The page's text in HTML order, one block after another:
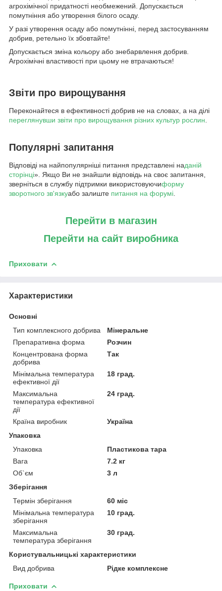
агрохімічної придатності необмежений. Допускається
помутніння або утворення білого осаду.
У разі утворення осаду або помутнінні, перед застосуванням
добрив, ретельно їх збовтайте!
Допускається зміна кольору або знебарвлення добрив.
Агрохімічні властивості при цьому не втрачаються!
Звіти про вирощування
Переконайтеся в ефективності добрив не на словах, а на ділі
переглянувши звіти про вирощування різних культур рослин
Популярні запитання
Відповіді на найпопулярніші питання представлені наданій
сторінці». Якщо Ви не знайшли відповідь на своє запитання,
зверніться в службу підтримки використовуючиформу
зворотного зв'язкуабо залиште питання на форумі
Перейти в магазин
Перейти на сайт виробника
Приховати
Характеристики
Основні
Тип комплексного добрива
Мінеральне
Препаративна форма
Розчин
Концентрована форма
добрива
Так
Мінімальна температура
ефективної дії
18 град.
Максимальна
температура ефективної
дії
24 град.
Країна виробник
Україна
Упаковка
Упаковка
Пластикова тара
Вага
7.2 кг
Об`єм
3 л
Зберігання
Термін зберігання
60 міс
Мінімальна температура
зберігання
10 град.
Максимальна
температура зберігання
30 град.
Користувальницькі характеристики
Вид добрива
Рідке комплексне
Приховати